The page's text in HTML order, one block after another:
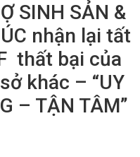
SINH SẢN &
nhận lại tất
thất bại của
khác – “UY
– TẬN TÂM”